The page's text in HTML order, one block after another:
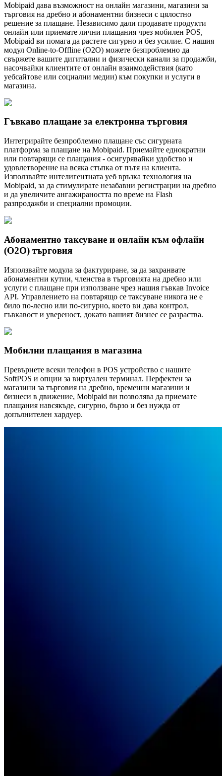
Mobipaid дава възможност на онлайн магазини, магазини за
търговия на дребно и абонаментни бизнеси с цялостно
решение за плащане. Независимо дали продавате продукти
онлайн или приемате лични плащания чрез мобилен POS,
Mobipaid ви помага да растете сигурно и без усилие. С нашия
модул Online-to-Offline (O2O) можете безпроблемно да
свържете вашите дигитални и физически канали за продажби,
насочвайки клиентите от онлайн взаимодействия (като
уебсайтове или социални медии) към покупки и услуги в
магазина.
Гъвкаво плащане за електронна търговия
Интегрирайте безпроблемно плащане със сигурната
платформа за плащане на Mobipaid. Приемайте еднократни
или повтарящи се плащания - осигурявайки удобство и
удовлетворение на всяка стъпка от пътя на клиента.
Използвайте интелигентната уеб връзка технология на
Mobipaid, за да стимулирате незабавни регистрации на дребно
и да увеличите ангажираността по време на Flash
разпродажби и специални промоции.
Абонаментно таксуване и онлайн към офлайн
(O2O) търговия
Използвайте модула за фактуриране, за да захранвате
абонаментни кутии, членства в търговията на дребно или
услуги с плащане при използване чрез нашия гъвкав Invoice
API. Управлението на повтарящо се таксуване никога не е
било по-лесно или по-сигурно, което ви дава контрол,
гъвкавост и увереност, докато вашият бизнес се разраства.
Мобилни плащания в магазина
Превърнете всеки телефон в POS устройство с нашите
SoftPOS и опции за виртуален терминал. Перфектен за
магазини за търговия на дребно, временни магазини и
бизнеси в движение, Mobipaid ви позволява да приемате
плащания навсякъде, сигурно, бързо и без нужда от
допълнителен хардуер.